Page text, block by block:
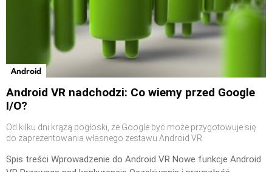
Android
Android VR nadchodzi: Co wiemy przed Google
I/O?
Od kilku dni krążą pogłoski, że Google być może przygotowuje się
do zaprezentowania własnego zestawu Android VR
Spis treści Wprowadzenie do Android VR Nowe funkcje Android